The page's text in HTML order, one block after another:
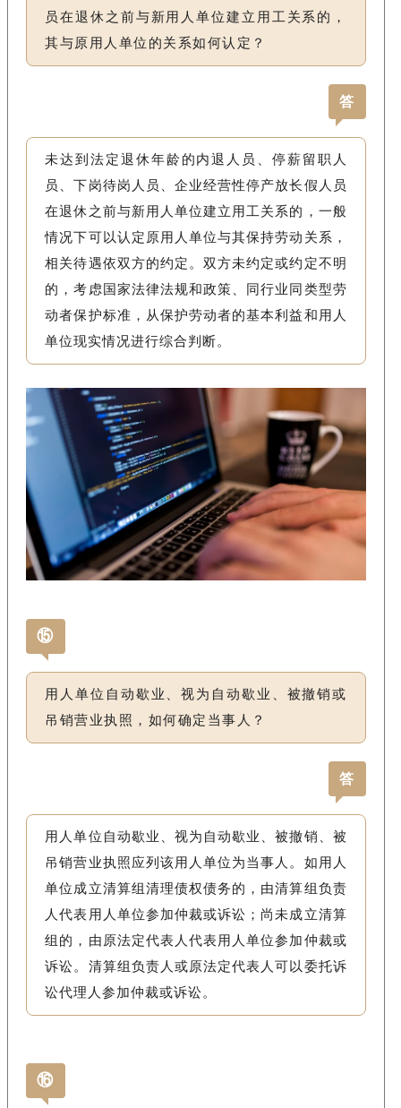
员在退休之前与新用人单位建立用工关系的，
其与原用人单位的关系如何认定？
答
未达到法定退休年龄的内退人员、停薪留职人
员、下岗待岗人员、企业经营性停产放长假人员
在退休之前与新用人单位建立用工关系的，一般
情况下可以认定原用人单位与其保持劳动关系，
相关待遇依双方的约定。双方未约定或约定不明
的，考虑国家法律法规和政策、同行业同类型劳
动者保护标准，从保护劳动者的基本利益和用人
单位现实情况进行综合判断。
⑮
用人单位自动歇业、视为自动歇业、被撤销或
吊销营业执照，如何确定当事人？
答
用人单位自动歇业、视为自动歇业、被撤销、被
吊销营业执照应列该用人单位为当事人。如用人
单位成立清算组清理债权债务的，由清算组负责
人代表用人单位参加仲裁或诉讼；尚未成立清算
组的，由原法定代表人代表用人单位参加仲裁或
诉讼。清算组负责人或原法定代表人可以委托诉
讼代理人参加仲裁或诉讼。
⑯